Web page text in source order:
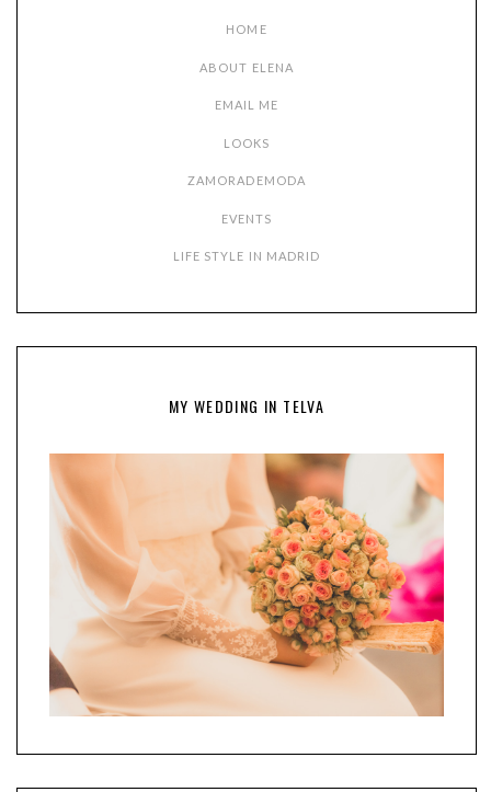
HOME
ABOUT ELENA
EMAIL ME
LOOKS
ZAMORADEMODA
EVENTS
LIFE STYLE IN MADRID
MY WEDDING IN TELVA